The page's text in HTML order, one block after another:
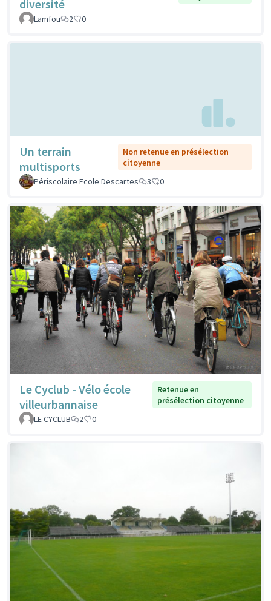
diversité
Lamfou 2 0
Un terrain
multisports
Non retenue en présélection
citoyenne
Périscolaire Ecole Descartes
3 0
Le Cyclub - Vélo école
villeurbannaise
Retenue en
présélection citoyenne
LE CYCLUB
2 0